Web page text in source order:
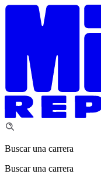
Buscar una carrera
Buscar una carrera